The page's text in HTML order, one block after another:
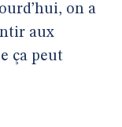
on a
aux
ça peut